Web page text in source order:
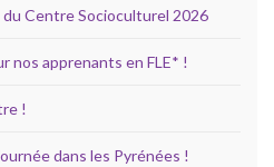
Centre Socioculturel 2026
nos apprenants en FLE* !
!
dans les Pyrénées !